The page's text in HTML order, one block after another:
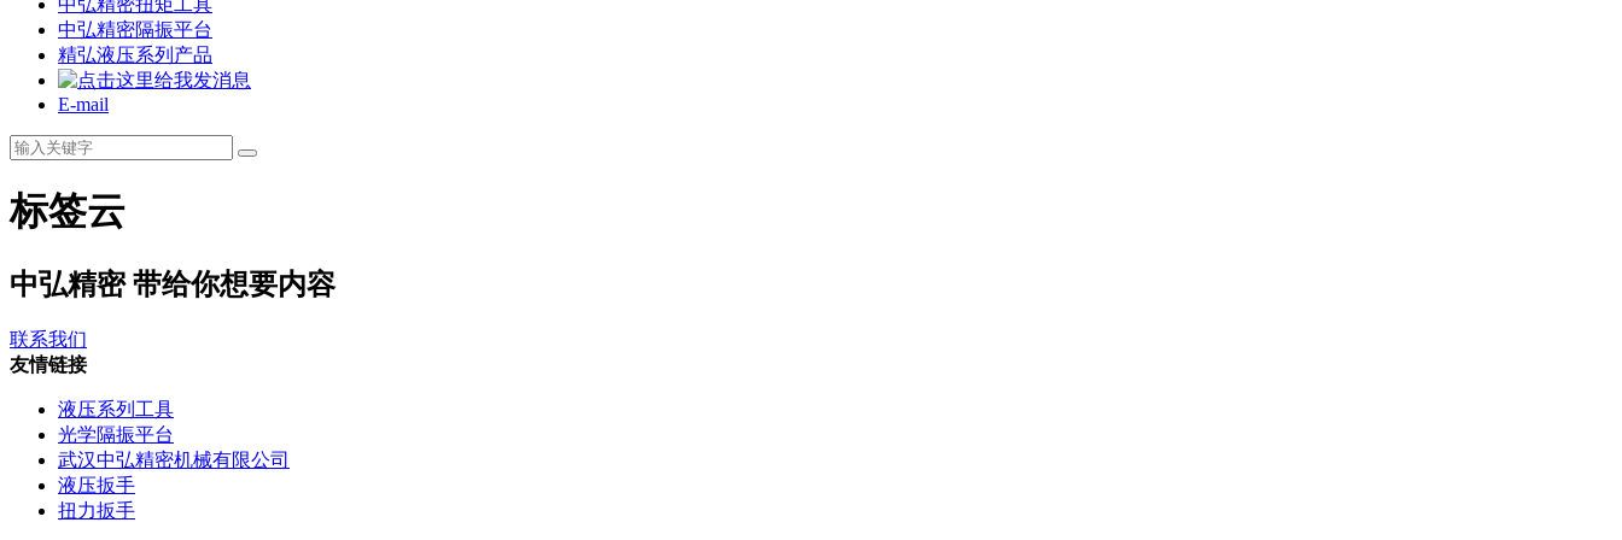
中弘精密隔振平台
精弘液压系列产品
E-mail
标签云
中弘精密 带给你想要内容
联系我们
友情链接
液压系列工具
光学隔振平台
武汉中弘精密机械有限公司
液压扳手
扭力扳手